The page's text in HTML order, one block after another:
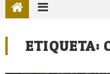
ETIQUETA: